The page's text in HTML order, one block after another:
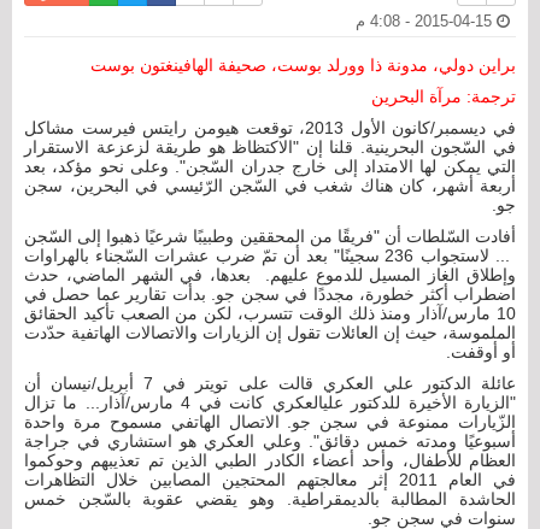
براين دولي، مدونة ذا وورلد بوست، صحيفة الهافينغتون بوست
ترجمة: مرآة البحرين
في ديسمبر/كانون الأول 2013، توقعت هيومن رايتس فيرست مشاكل
في السّجون البحرينية. قلنا إن "الاكتظاظ هو طريقة لزعزعة الاستقرار
التي يمكن لها الامتداد إلى خارج جدران السّجن". وعلى نحو مؤكد، بعد
أربعة أشهر، كان هناك شغب في السّجن الرّئيسي في البحرين، سجن
جو.
أفادت السّلطات أن "فريقًا من المحققين وطبيبًا شرعيًا ذهبوا إلى السّجن
... لاستجواب 236 سجينًا" بعد أن تمّ ضرب عشرات السّجناء بالهراوات
وإطلاق الغاز المسيل للدموع عليهم. بعدها، في الشهر الماضي، حدث
اضطراب أكثر خطورة، مجددًا في سجن جو. بدأت تقارير عما حصل في
10 مارس/آذار ومنذ ذلك الوقت تتسرب، لكن من الصعب تأكيد الحقائق
الملموسة، حيث إن العائلات تقول إن الزيارات والاتصالات الهاتفية حدّدت
أو أوقفت.
عائلة الدكتور علي العكري قالت على تويتر في 7 أبريل/نيسان أن
"الزيارة الأخيرة للدكتور عليالعكري كانت في 4 مارس/آذار... ما تزال
الزّيارات ممنوعة في سجن جو. الاتصال الهاتفي مسموح مرة واحدة
أسبوعيًا ومدته خمس دقائق". وعلي العكري هو استشاري في جراجة
العظام للأطفال، وأحد أعضاء الكادر الطبي الذين تم تعذيبهم وحوكموا
في العام 2011 إثر معالجتهم المحتجين المصابين خلال التظاهرات
الحاشدة المطالبة بالديمقراطية. وهو يقضي عقوبة بالسّجن خمس
سنوات في سجن جو.